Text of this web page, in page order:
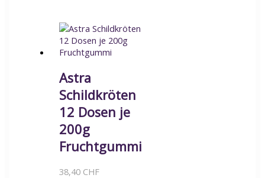
Astra
Schildkröten
12 Dosen je
200g
Fruchtgummi
38,40 CHF